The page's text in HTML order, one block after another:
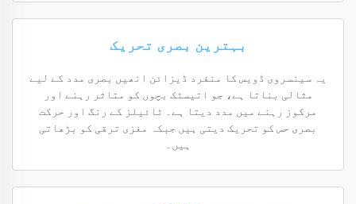
بہترین بصری تحریک
یہ سینسروی ڈویس کا منفرد ڈیزائن انھیں بصری مدد کے لیے
مثالی بناتا ہے، جو اتیسٹک بچوں کو متاثر رہنے اور
مرکوز رہنے میں مدد دیتا ہے۔ ٹائیلز کے رنگ اور حرکت
بصری حس کو تحریک دیتی ہیں جبکہ مغزی ترقی کو بڑھاتی
ہیں۔